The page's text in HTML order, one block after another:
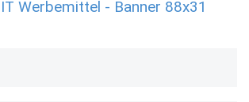
Werbemittel - Banner 88x31